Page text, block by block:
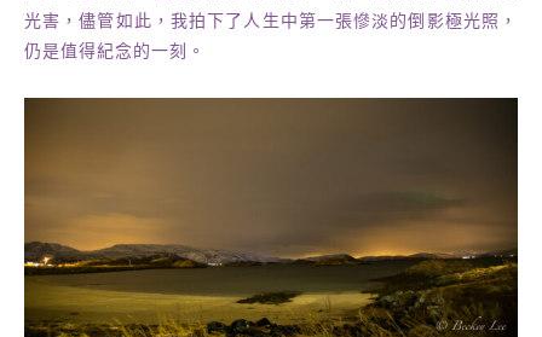
天公不甚作美，極光被濃厚的雲籠罩，加上度假村小屋無數的